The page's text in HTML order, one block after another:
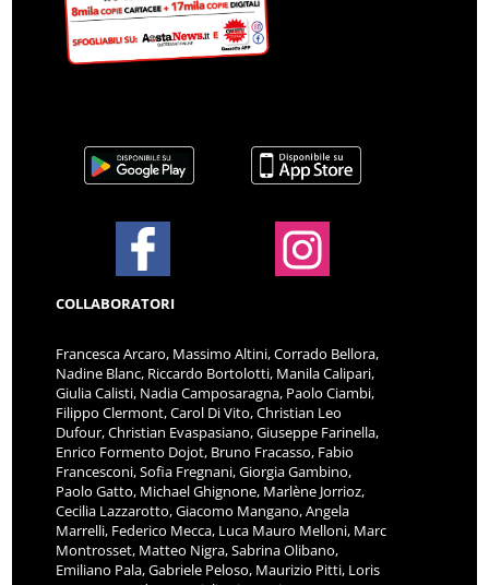
COLLABORATORI
Francesca Arcaro, Massimo Altini, Corrado Bellora,
Nadine Blanc, Riccardo Bortolotti, Manila Calipari,
Giulia Calisti, Nadia Camposaragna, Paolo Ciambi,
Filippo Clermont, Carol Di Vito, Christian Leo
Dufour, Christian Evaspasiano, Giuseppe Farinella,
Enrico Formento Dojot, Bruno Fracasso, Fabio
Francesconi, Sofia Fregnani, Giorgia Gambino,
Paolo Gatto, Michael Ghignone, Marlène Jorrioz,
Cecilia Lazzarotto, Giacomo Mangano, Angela
Marrelli, Federico Mecca, Luca Mauro Melloni, Marc
Montrosset, Matteo Nigra, Sabrina Olibano,
Emiliano Pala, Gabriele Peloso, Maurizio Pitti, Loris